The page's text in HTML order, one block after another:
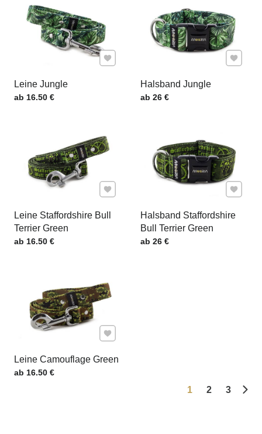
Leine Jungle
Preis mit MwSt.
ab 16.50 €
Zu Favoriten hinzufügen
Halsband Jungle
Preis mit MwSt.
ab 26 €
Zu
Leine Staffordshire Bull
Terrier Green
Preis mit MwSt.
ab 16.50 €
Zu Favoriten hinzufügen
Halsband Staffordshire
Bull Terrier Green
Preis mit MwSt.
ab 26 €
Zu
Leine Camouflage Green
Preis mit MwSt.
ab 16.50 €
Zu Favoriten hinzufügen
1 2
3